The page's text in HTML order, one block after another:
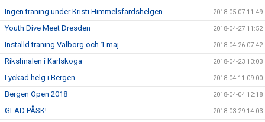
Ingen träning under Kristi Himmelsfärdshelgen 2018-05-07 11:49
Youth Dive Meet Dresden 2018-04-27 11:52
Inställd träning Valborg och 1 maj 2018-04-26 07:42
Riksfinalen i Karlskoga 2018-04-23 13:03
Lyckad helg i Bergen 2018-04-11 09:00
Bergen Open 2018 2018-04-04 12:18
GLAD PÅSK! 2018-03-29 14:03